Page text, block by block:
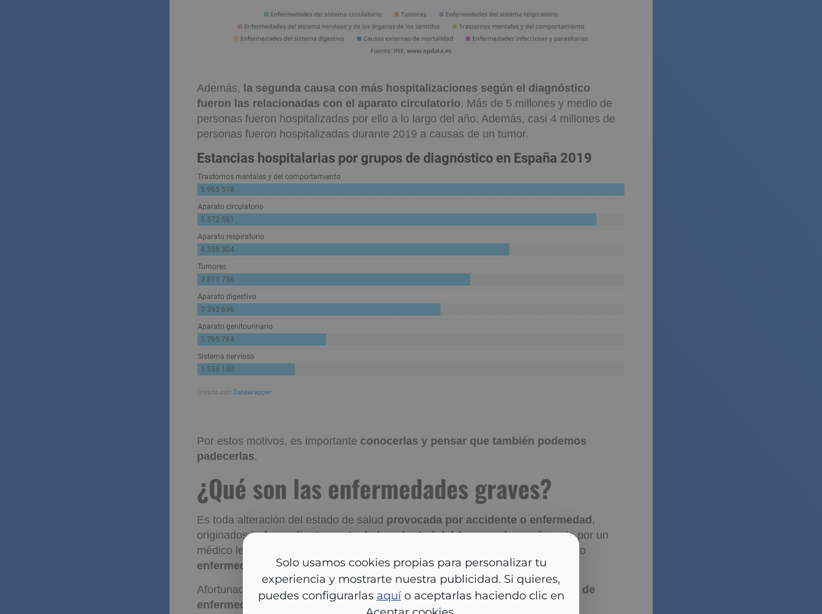
Solo usamos cookies propias para personalizar tu
experiencia y mostrarte nuestra publicidad. Si quieres,
puedes configurarlas aquío aceptarlas haciendo clic en
Además, la segunda causa con más hospitalizaciones según el diagnóstico
fueron las relacionadas con el aparato circulatorio. Más de 5 millones y medio de
personas fueron hospitalizadas por ello a lo largo del año. Además, casi 4 millones de
personas fueron hospitalizadas durante 2019 a causas de un tumor.
Por estos motivos, es importante conocerlas y pensar que también podemos
padecerlas.
¿Qué son las enfermedades graves?
Es toda alteración del estado de salud provocada por accidente o enfermedad,
originadosindependientemente de la voluntad del Asegurado, confirmada por un
médico legalmente reconocido y que coincida con alguna de las definidas como
enfermedades cubiertas.
Afortunadamente, existenseguros de vida
cubren una amplia variedad de
enfermedades
. Gracias a estos seguros, quienes padecen una de estas